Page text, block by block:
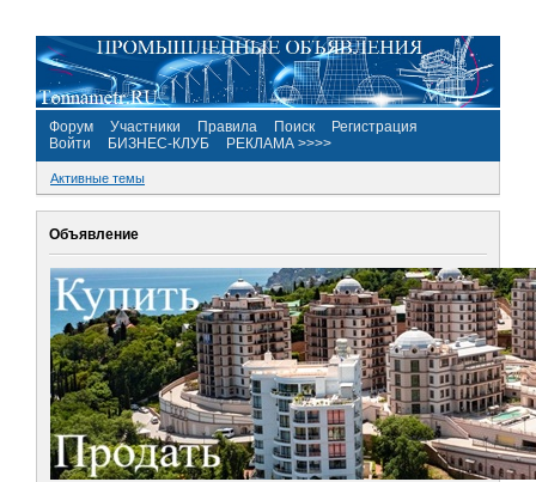
Форум Участники Правила Поиск
Регистрация
Войти
БИЗНЕС-КЛУБ РЕКЛАМА >>>>
Активные темы
Объявление